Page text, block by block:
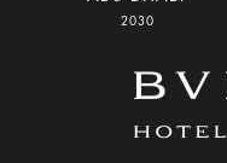
2030